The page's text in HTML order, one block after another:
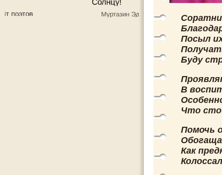
Посыл
Буду
В
Что
Помочь
Как